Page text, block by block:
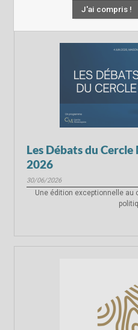
Les Débats du
2026
30/06/2026
Une édition exceptionnelle
J'ai compris !